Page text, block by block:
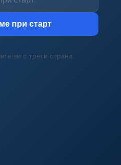
при старт
ви с трети страни.